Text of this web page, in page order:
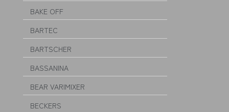
BAKE OFF
BARTEC
BARTSCHER
BASSANINA
BEAR VARIMIXER
BECKERS